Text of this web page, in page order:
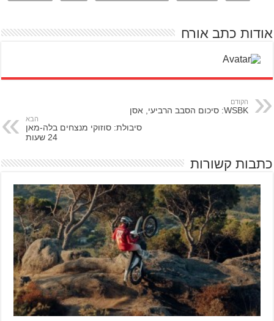
אודות כתב אורח
הקודם
WSBK: סיכום הסבב הרביעי, אסן
הבא
סיבולת: סוזוקי מנצחים בלה-מאן
24 שעות
כתבות קשורות